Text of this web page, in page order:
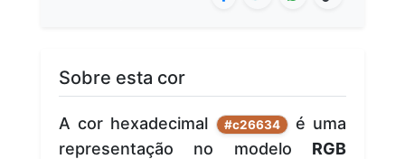
Sobre esta cor
A cor hexadecimal #c26634 é uma
representação no modelo RGB